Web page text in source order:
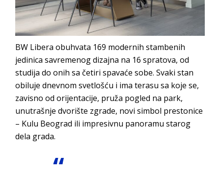
BW Libera obuhvata 169 modernih stambenih
jedinica savremenog dizajna na 16 spratova, od
studija do onih sa četiri spavaće sobe. Svaki stan
obiluje dnevnom svetlošću i ima terasu sa koje se,
zavisno od orijentacije, pruža pogled na park,
unutrašnje dvorište zgrade, novi simbol prestonice
– Kulu Beograd ili impresivnu panoramu starog
dela grada.